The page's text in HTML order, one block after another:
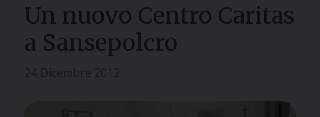
Un nuovo Centro Caritas
a Sansepolcro